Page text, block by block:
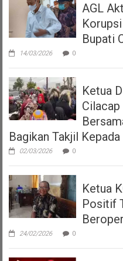
AGL
Bupati
14/03/2026 0
Ketua
Bagikan Takjil
02/03/2026 0
Ketua
Positif
24/02/2026 0